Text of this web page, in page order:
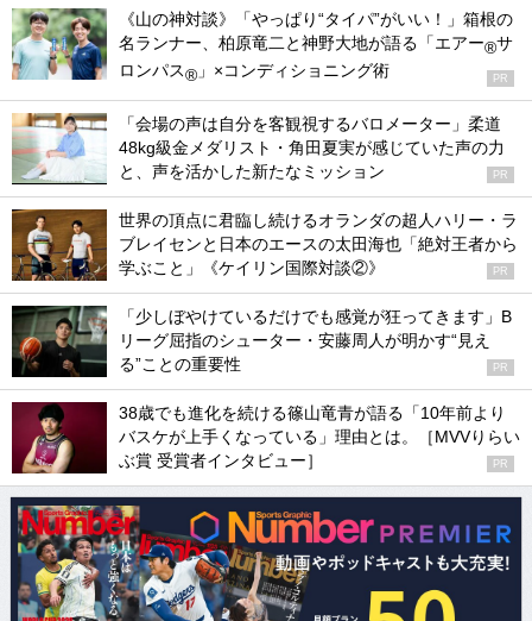
《山の神対談》「やっぱり“タイパ”がいい！」箱根の
名ランナー、柏原竜二と神野大地が語る「エアー®サ
ロンパス® 」×コンディショニング術 PR
「会場の声は自分を客観視するバロメーター」柔道
48kg級金メダリスト・角田夏実が感じていた声の力
と、声を活かした新たなミッション
PR
世界の頂点に君臨し続けるオランダの超人ハリー・ラ
ブレイセンと日本のエースの太田海也「絶対王者から
学ぶこと」《ケイリン国際対談②》
PR
「少しぼやけているだけでも感覚が狂ってきます」B
リーグ屈指のシューター・安藤周人が明かす“見え
る”ことの重要性
PR
38歳でも進化を続ける篠山竜青が語る「10年前より
バスケが上手くなっている」理由とは。［MVVりらい
ぶ賞 受賞者インタビュー］
PR